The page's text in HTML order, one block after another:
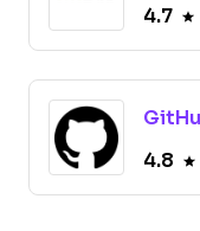
4.7
4.8